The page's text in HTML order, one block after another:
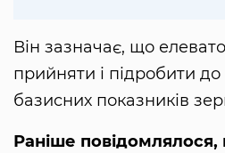
Він зазначає, що
прийняти і підробити до
базисних показників
Раніше